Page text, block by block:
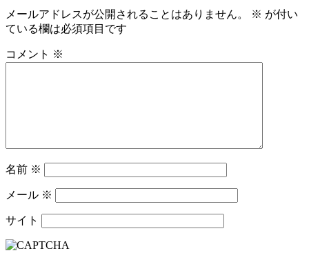
メールアドレスが公開されることはありません。 ※ が付い
ている欄は必須項目です
コメント ※
名前 ※
メール ※
サイト